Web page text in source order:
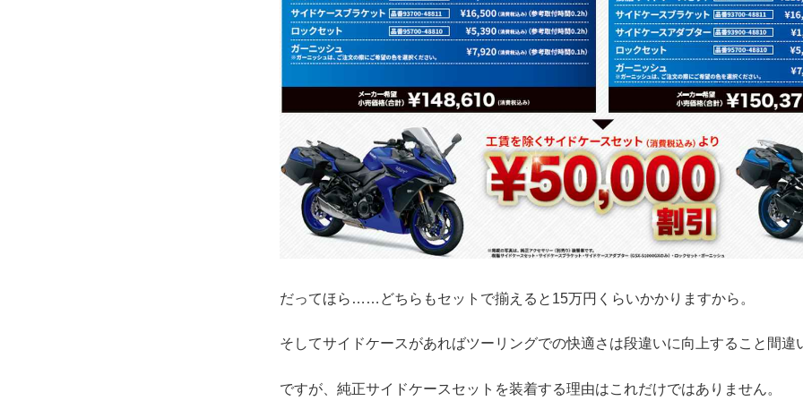
だってほら……どちらもセットで揃えると15万円くらいかかりますから。
そしてサイドケースがあればツーリングでの快適さは段違いに向上すること間違
ですが、純正サイドケースセットを装着する理由はこれだけではありません。